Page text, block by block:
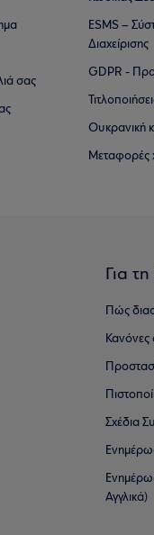
σας
ESMS –
Διαχείρισης
GDPR -
Ουκρανική
Μεταφορές
Για
Πώς
Κανόνες
Σχέδια
Αγγλικά)